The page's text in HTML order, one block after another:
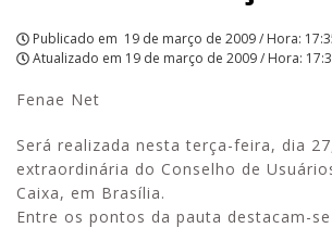
Publicado em 19 de março de 2009 / Hora:
Atualizado em 19 de março de 2009 / Hora:
Fenae Net
Será realizada nesta terça-feira, dia
extraordinária do Conselho de
Caixa, em Brasília.
Entre os pontos da pauta destacam-